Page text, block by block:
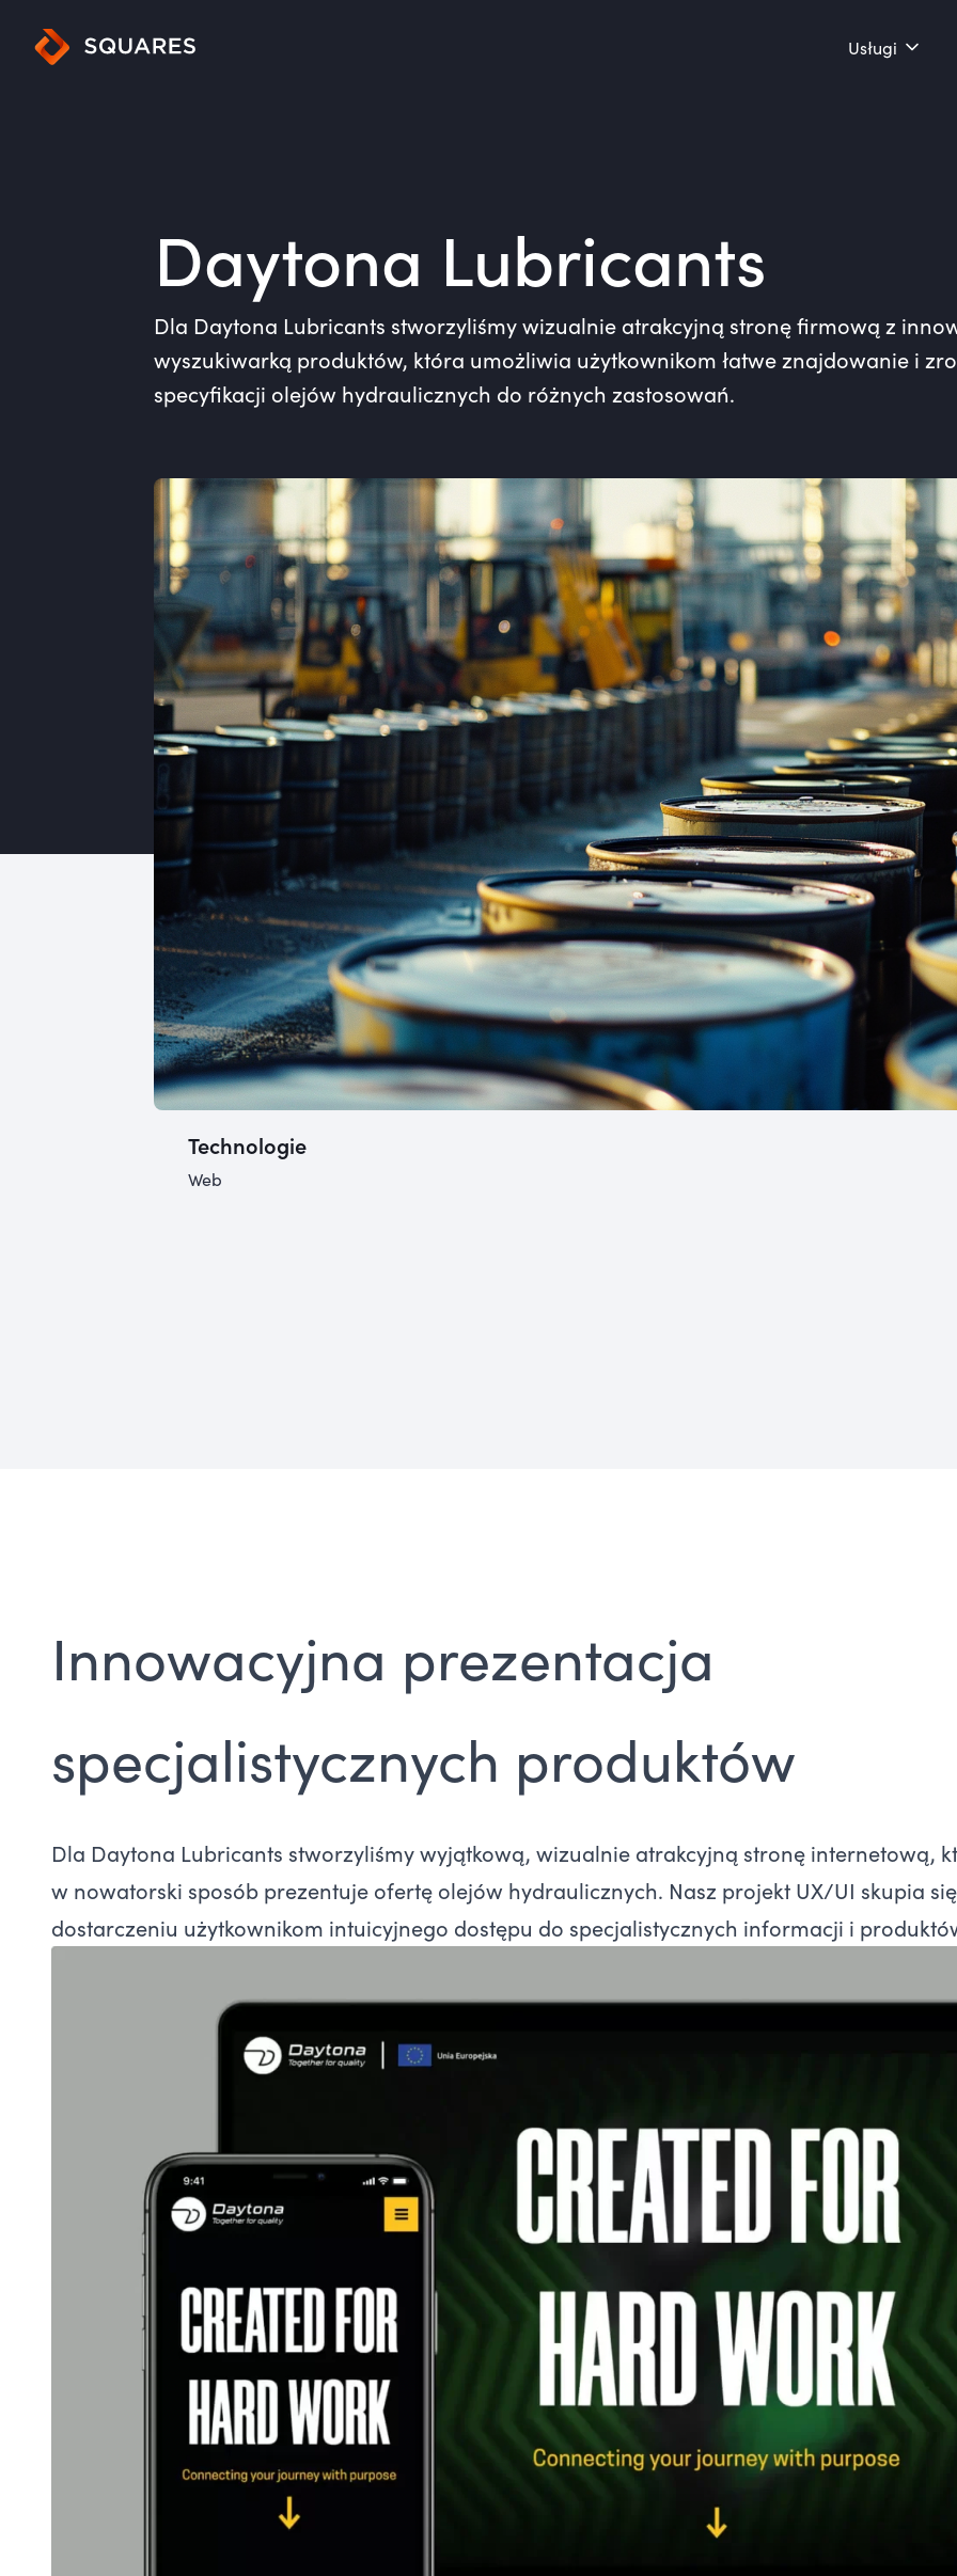
Usługi
Daytona Lubricants
Dla Daytona Lubricants stworzyliśmy wizualnie atrakcyjną stronę firmową z
wyszukiwarką produktów, która umożliwia użytkownikom łatwe znajdowanie i
specyfikacji olejów hydraulicznych do różnych zastosowań.
Technologie
Web
Innowacyjna prezentacja
specjalistycznych produktów
Dla Daytona Lubricants stworzyliśmy wyjątkową, wizualnie atrakcyjną stronę internetową,
w nowatorski sposób prezentuje ofertę olejów hydraulicznych. Nasz projekt UX/UI skupia
dostarczeniu użytkownikom intuicyjnego dostępu do specjalistycznych informacji i